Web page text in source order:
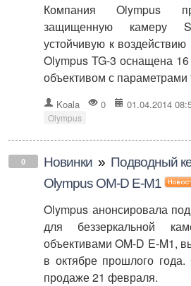
Компания Olympus
защищенную камеру
устойчивую к
Olympus TG-3 оснащена
объективом с
Koala 0 01.04.2014
Olympus
0 Новинки » Подводный
Olympus OM-D E-M1
Olympus анонсировала
для беззеркальной
объективами OM-D E-M1,
в октябре прошлого
продаже 21 февраля.